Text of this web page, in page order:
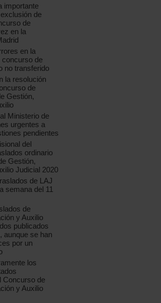
importante
de
de
en la
en la
concurso de
no transferido
la resolución
de
Gestión,
Ministerio de
urgentes a
pendientes
del
ordinario
Gestión,
Judicial 2020
de LAJ
semana del 11
de
y Auxilio
publicados
aunque se han
por un
los
Concurso de
y Auxilio